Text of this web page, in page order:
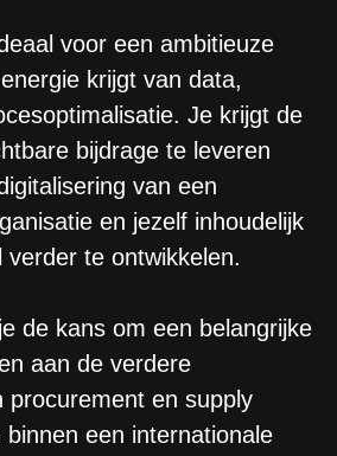
voor een ambitieuze
krijgt van data,
Je krijgt de
bijdrage te leveren
van een
en jezelf inhoudelijk
verder te ontwikkelen.
de kans om een belangrijke
aan de verdere
procurement en supply
een internationale